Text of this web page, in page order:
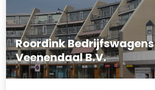
Roordink Bedrijfswagens
Veenendaal B.V.